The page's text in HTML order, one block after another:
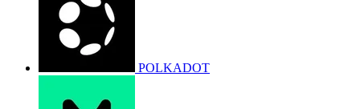
POLKADOT